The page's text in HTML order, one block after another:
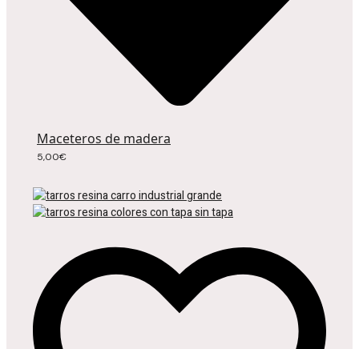
Maceteros de madera
5,00€